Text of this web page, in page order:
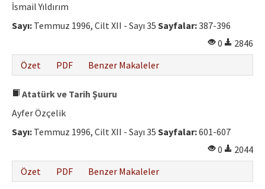
İsmail Yıldırım
Sayı: Temmuz 1996, Cilt XII - Sayı 35 Sayfalar:387-396
0
2846
Özet
PDF Benzer Makaleler
Atatürk ve Tarih Şuuru
Ayfer Özçelik
Sayı: Temmuz 1996, Cilt XII - Sayı 35 Sayfalar:601-607
0
2044
Özet
PDF Benzer Makaleler